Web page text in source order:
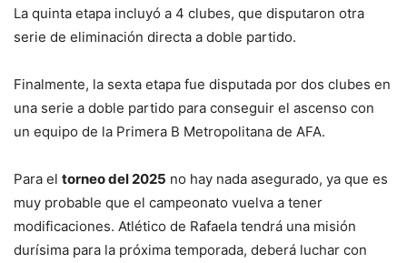
La quinta etapa incluyó a 4 clubes, que disputaron otra
serie de eliminación directa a doble partido.
Finalmente, la sexta etapa fue disputada por dos clubes en
una serie a doble partido para conseguir el ascenso con
un equipo de la Primera B Metropolitana de AFA.
Para el torneo del 2025 no hay nada asegurado, ya que es
muy probable que el campeonato vuelva a tener
modificaciones. Atlético de Rafaela tendrá una misión
durísima para la próxima temporada, deberá luchar con